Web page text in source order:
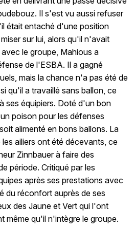
Il s'est vu aussi refuser
était entaché d'une position
sur lui, alors qu'il n'avait
le groupe, Mahious a
de l'ESBA. Il a gagné
mais la chance n'a pas été de
qu'il a travaillé sans ballon, ce
ses équipiers. Doté d'un bon
poison pour les défenses
alimenté en bons ballons. La
ailiers ont été décevants, ce
Zinnbauer à faire des
période. Critiqué par les
après ses prestations avec
du réconfort auprès de ses
des Jaune et Vert qui l'ont
même qu'il n'intègre le groupe.